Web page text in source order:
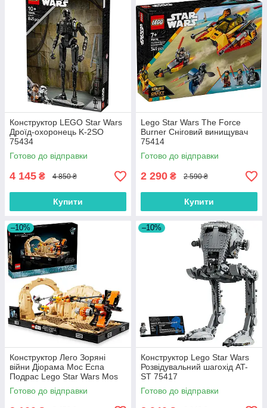
Конструктор LEGO Star Wars
Дроїд-охоронець K-2SO
75434
Готово до відправки
4 145 ₴ 4 850 ₴
Купити
Lego Star Wars The Force
Burner Сніговий винищувач
75414
Готово до відправки
2 290 ₴ 2 590 ₴
Купити
–10%
Конструктор Лего Зоряні
війни Діорама Мос Еспа
Подрас Lego Star Wars Mos
Espa Podrace Diorama 75380
Готово до відправки
–10%
Конструктор Lego Star Wars
Розвідувальний шагохід AT-
ST 75417
Готово до відправки